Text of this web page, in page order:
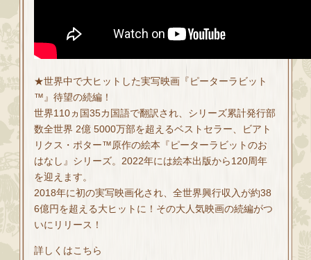
★世界中で大ヒットした実写映画『ピーターラビット
™』待望の続編！
世界110ヵ国35カ国語で翻訳され、シリーズ累計発行部
数全世界 2億 5000万部を超えるベストセラー、ビアト
リクス・ポター™原作の絵本『ピーターラビットのお
はなし』シリーズ。2022年には絵本出版から120周年
を迎えます。
2018年に初の実写映画化され、全世界興行収入が約38
6億円を超える大ヒットに！その大人気映画の続編がつ
いにリリース！
詳しくはこちら